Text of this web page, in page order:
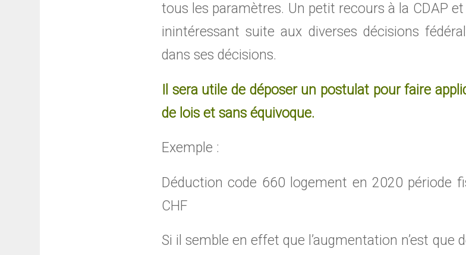
tous les paramètres. Un petit recours à la CDAP
inintéressant suite aux diverses décisions
dans ses décisions.
Il sera utile de déposer un postulat pour faire
de lois et sans équivoque.
Exemple :
Déduction code 660 logement en 2020 période
CHF
Si il semble en effet que l’augmentation n’est que